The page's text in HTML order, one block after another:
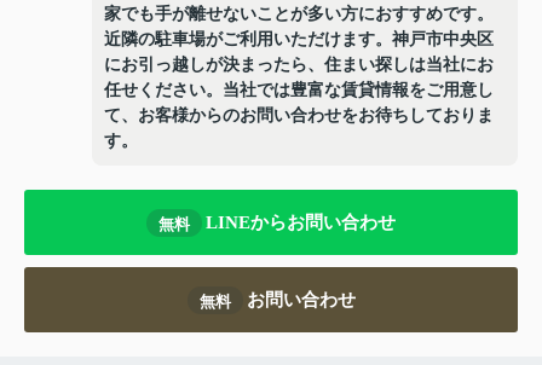
家でも手が離せないことが多い方におすすめです。
近隣の駐車場がご利用いただけます。神戸市中央区
にお引っ越しが決まったら、住まい探しは当社にお
任せください。当社では豊富な賃貸情報をご用意し
て、お客様からのお問い合わせをお待ちしておりま
す。
無料 LINEからお問い合わせ
無料 お問い合わせ